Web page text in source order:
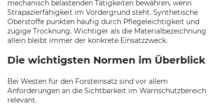
mechanisch belastenden Tätigkeiten bewähren, wenn
Strapazierfähigkeit im Vordergrund steht. Synthetische
Oberstoffe punkten häufig durch Pflegeleichtigkeit und
zügige Trocknung. Wichtiger als die Materialbezeichnung
allein bleibt immer der konkrete Einsatzzweck.
Die wichtigsten Normen im Überblick
Bei Westen für den Forsteinsatz sind vor allem
Anforderungen an die Sichtbarkeit im Warnschutzbereich
relevant.